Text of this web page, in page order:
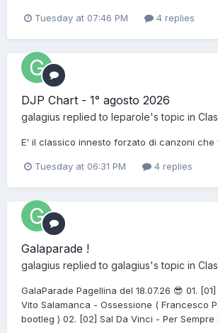
Tuesday at 07:46 PM 4 replies
DJP Chart - 1° agosto 2026
galagius replied to leparole's topic in
E' il classico innesto forzato di canzoni che
Tuesday at 06:31 PM 4 replies
Galaparade !
galagius replied to galagius's topic in
GalaParade Pagellina del 18.07.26 😎 01.
Vito Salamanca - Ossessione ( Francesco
bootleg ) 02. [02] Sal Da Vinci - Per Sempre